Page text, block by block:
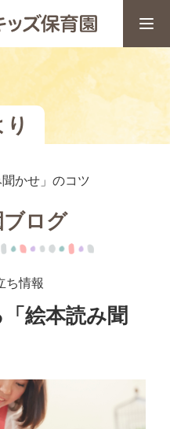
かせ」のコツ
ログ
ち情報
絵本読み聞